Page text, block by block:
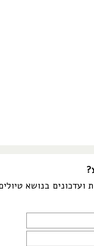
ועדכונים בנושא